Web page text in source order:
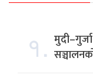
१.